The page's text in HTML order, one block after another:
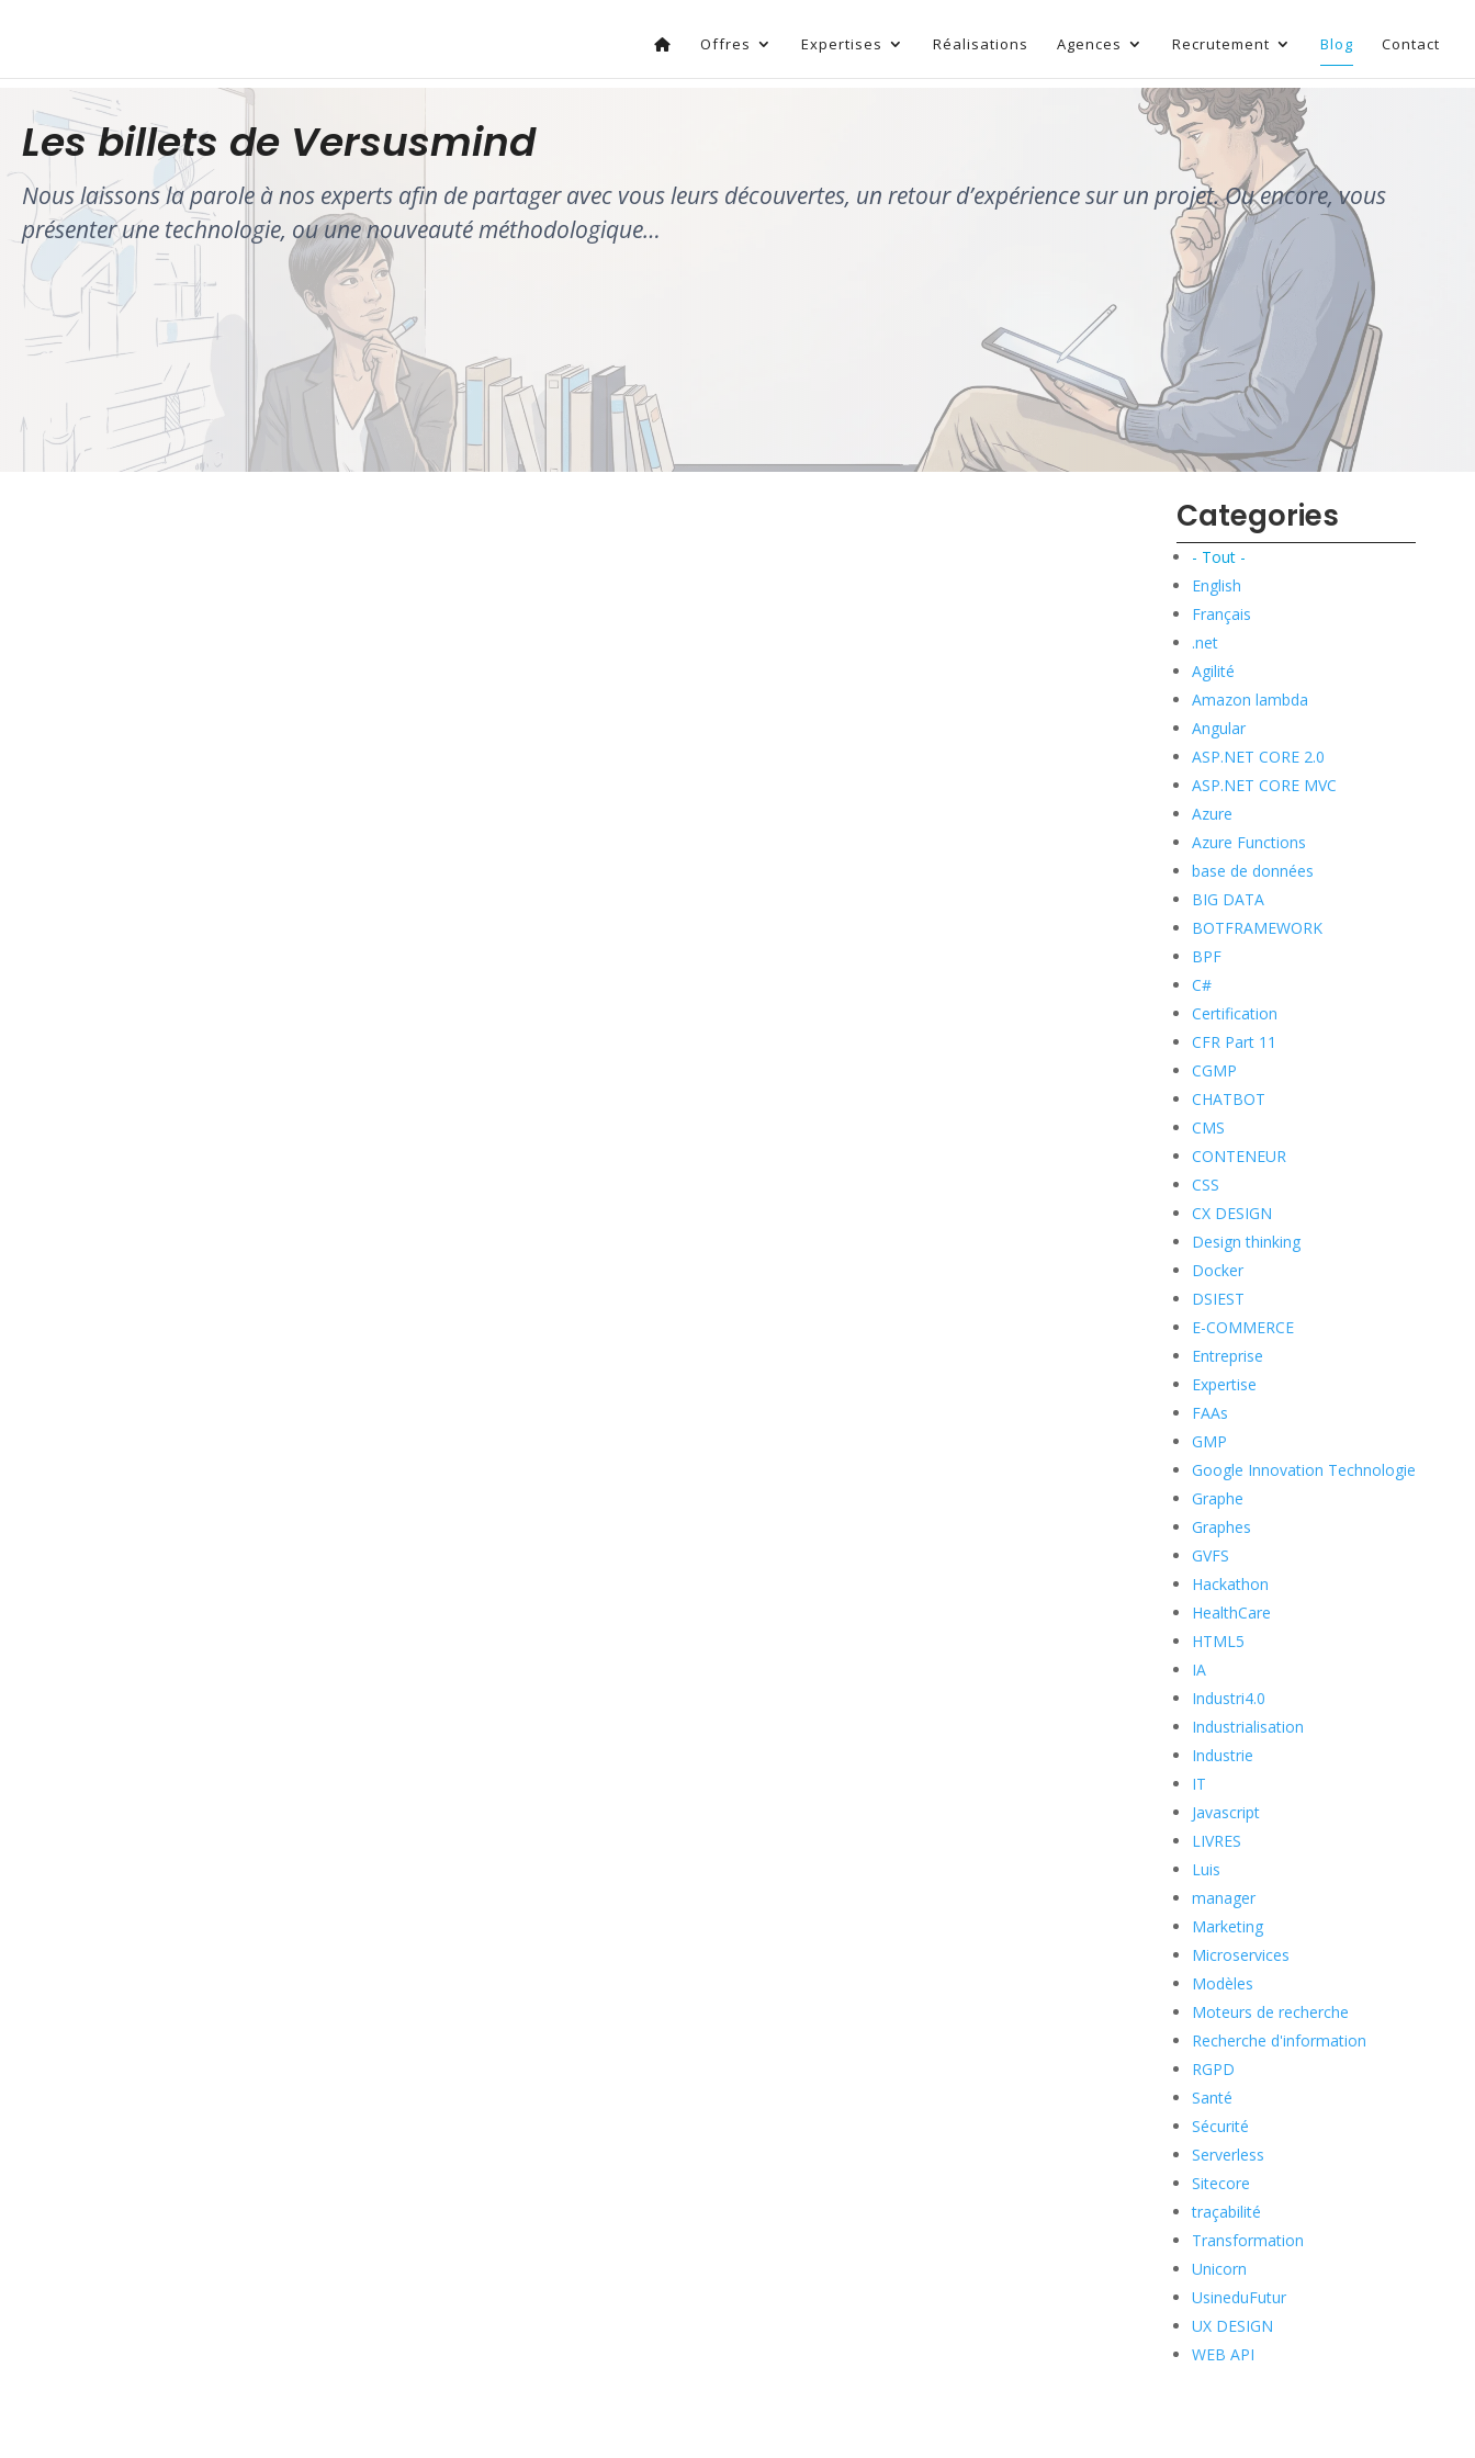
Offres Expertises Réalisations Agences Recrutement Blog Contact
Les billets de Versusmind
Nous laissons la parole à nos experts afin de partager avec vous leurs découvertes, un retour d’expérience sur un projet. Ou encore, vous
présenter une technologie, ou une nouveauté méthodologique…
Categories
- Tout -
English
Français
.net
Agilité
Amazon lambda
Angular
ASP.NET CORE 2.0
ASP.NET CORE MVC
Azure
Azure Functions
base de données
BIG DATA
BOTFRAMEWORK
BPF
C#
Certification
CFR Part 11
CGMP
CHATBOT
CMS
CONTENEUR
CSS
CX DESIGN
Design thinking
Docker
DSIEST
E-COMMERCE
Entreprise
Expertise
FAAs
GMP
Google Innovation Technologie
Graphe
Graphes
GVFS
Hackathon
HealthCare
HTML5
IA
Industri4.0
Industrialisation
Industrie
IT
Javascript
LIVRES
Luis
manager
Marketing
Microservices
Modèles
Moteurs de recherche
Recherche d'information
RGPD
Santé
Sécurité
Serverless
Sitecore
traçabilité
Transformation
Unicorn
UsineduFutur
UX DESIGN
WEB API